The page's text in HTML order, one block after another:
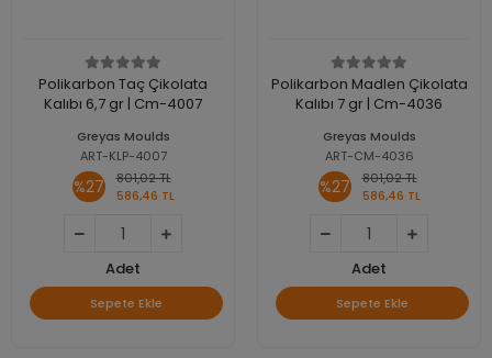
Polikarbon Taç Çikolata
Kalıbı 6,7 gr | Cm-4007
Greyas Moulds
ART-KLP-4007
%27
801,02 TL
586,46 TL
Adet
Sepete Ekle
Polikarbon Madlen Çikolata
Kalıbı 7 gr | Cm-4036
Greyas Moulds
ART-CM-4036
%27
801,02 TL
586,46 TL
Adet
Sepete Ekle